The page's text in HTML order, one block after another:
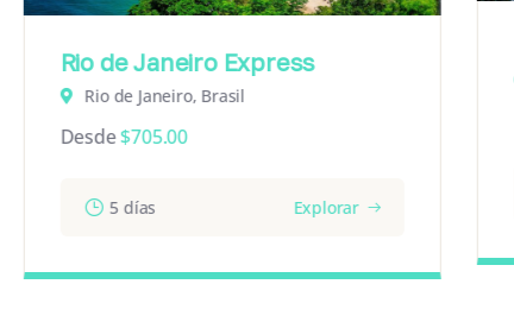
Rio de Janeiro Express
Rio de Janeiro, Brasil
Desde$705.00
5 días Explorar